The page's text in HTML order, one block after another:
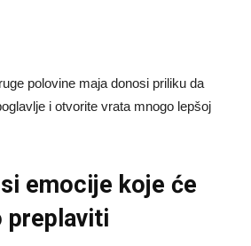
polovine maja donosi priliku da
i otvorite vrata mnogo lepšoj
emocije koje će
preplaviti